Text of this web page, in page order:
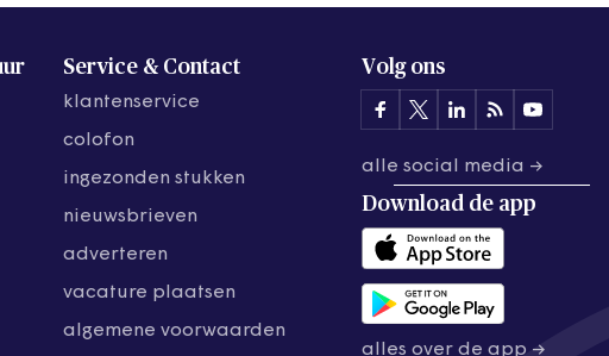
Service & Contact
klantenservice
colofon
ingezonden stukken
nieuwsbrieven
adverteren
vacature plaatsen
algemene voorwaarden
Volg ons
alle social media →
Download de app
alles over de app →